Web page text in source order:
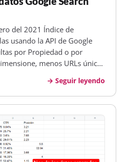
del 2021 Índice de
usando la API de Google
por Propiedad o por
menos URLs únicas
Google Search Console no
el l ímit…
Seguir leyendo